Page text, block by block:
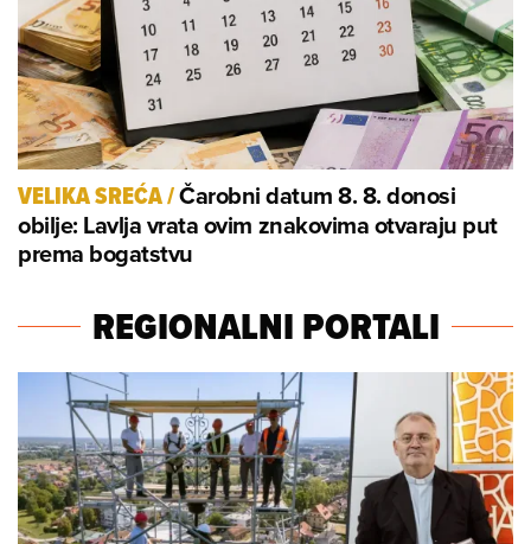
VELIKA SREĆA/Čarobni datum 8. 8. donosi
obilje: Lavlja vrata ovim znakovima otvaraju put
prema bogatstvu
REGIONALNI PORTALI